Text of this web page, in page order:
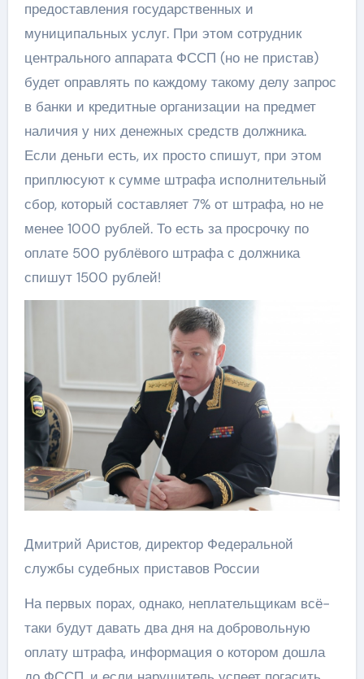
предоставления государственных и
муниципальных услуг. При этом сотрудник
центрального аппарата ФССП (но не пристав)
будет оправлять по каждому такому делу запрос
в банки и кредитные организации на предмет
наличия у них денежных средств должника.
Если деньги есть, их просто спишут, при этом
приплюсуют к сумме штрафа исполнительный
сбор, который составляет 7% от штрафа, но не
менее 1000 рублей. То есть за просрочку по
оплате 500 рублёвого штрафа с должника
спишут 1500 рублей!
Дмитрий Аристов, директор Федеральной
службы судебных приставов России
На первых порах, однако, неплательщикам всё-
таки будут давать два дня на добровольную
оплату штрафа, информация о котором дошла